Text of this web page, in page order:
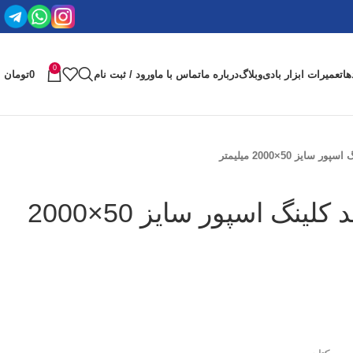
تعمیرات ابزار بادیوبلاگدرباره ماتماس با ماورود / ثبت نام
0
0تومان
50×2000 میلیمتر
سنباده نواری برند کلینگ اسپور سایز 50×2000